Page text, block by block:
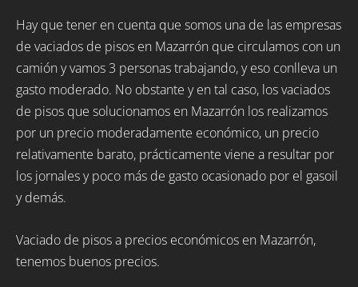
Hay que tener en cuenta que somos una de las empresas
de vaciados de pisos en Mazarrón que circulamos con un
camión y vamos 3 personas trabajando, y eso conlleva un
gasto moderado. No obstante y en tal caso, los vaciados
de pisos que solucionamos en Mazarrón los realizamos
por un precio moderadamente económico, un precio
relativamente barato, prácticamente viene a resultar por
los jornales y poco más de gasto ocasionado por el gasoil
y demás.
Vaciado de pisos a precios económicos en Mazarrón,
tenemos buenos precios.